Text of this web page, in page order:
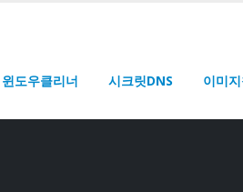
윈도우클리너 시크릿DNS 이미